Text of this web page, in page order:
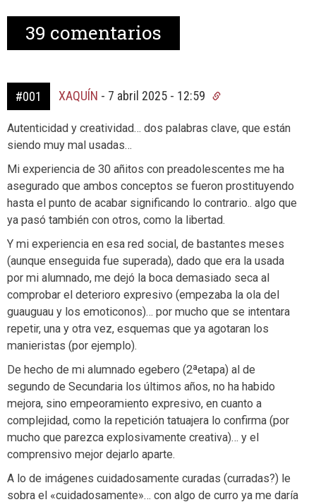
39 comentarios
#001 XAQUÍN - 7 abril 2025 - 12:59
Autenticidad y creatividad… dos palabras clave, que están
siendo muy mal usadas…
Mi experiencia de 30 añitos con preadolescentes me ha
asegurado que ambos conceptos se fueron prostituyendo
hasta el punto de acabar significando lo contrario.. algo que
ya pasó también con otros, como la libertad.
Y mi experiencia en esa red social, de bastantes meses
(aunque enseguida fue superada), dado que era la usada
por mi alumnado, me dejó la boca demasiado seca al
comprobar el deterioro expresivo (empezaba la ola del
guauguau y los emoticonos)… por mucho que se intentara
repetir, una y otra vez, esquemas que ya agotaran los
manieristas (por ejemplo).
De hecho de mi alumnado egebero (2ªetapa) al de
segundo de Secundaria los últimos años, no ha habido
mejora, sino empeoramiento expresivo, en cuanto a
complejidad, como la repetición tatuajera lo confirma (por
mucho que parezca explosivamente creativa)… y el
comprensivo mejor dejarlo aparte.
A lo de imágenes cuidadosamente curadas (curradas?) le
sobra el «cuidadosamente»… con algo de curro ya me daría